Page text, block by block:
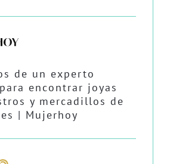
de un experto
encontrar joyas
y mercadillos de
| Mujerhoy